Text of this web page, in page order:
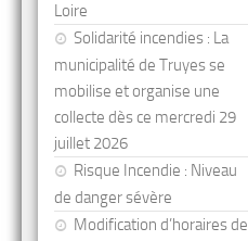
Loire
Solidarité incendies : La
municipalité de Truyes se
mobilise et organise une
collecte dès ce mercredi 29
juillet 2026
Risque Incendie : Niveau
de danger sévère
Modification d’horaires de